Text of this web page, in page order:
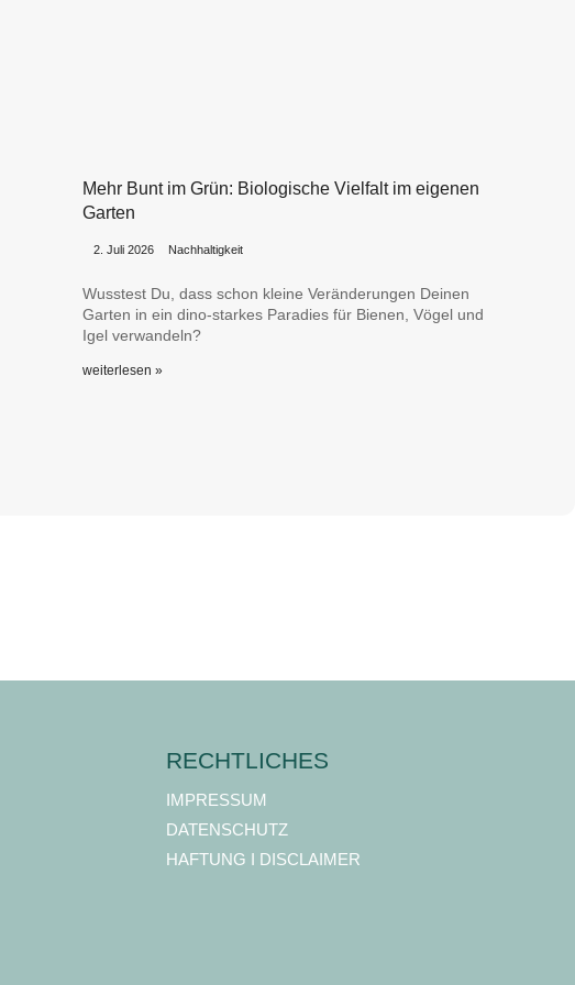
Mehr Bunt im Grün: Biologische Vielfalt im eigenen
Garten
2. Juli 2026 Nachhaltigkeit
Wusstest Du, dass schon kleine Veränderungen Deinen
Garten in ein dino-starkes Paradies für Bienen, Vögel und
Igel verwandeln?
weiterlesen »
RECHTLICHES
IMPRESSUM
DATENSCHUTZ
HAFTUNG I DISCLAIMER